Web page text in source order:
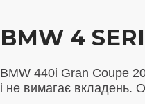
BMW 4
BMW 440i Gran Coupe
і не вимагає вкладень.